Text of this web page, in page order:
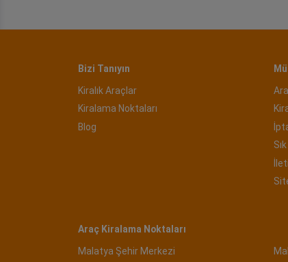
Bizi Tanıyın
Kiralık Araçlar
Kiralama Noktaları
Blog
Araç Kiralama Noktaları
Malatya Şehir Merkezi